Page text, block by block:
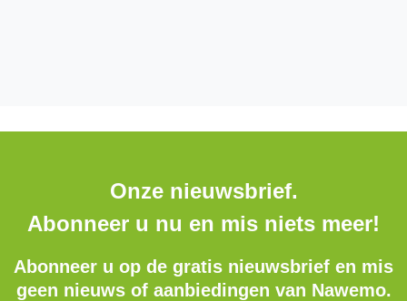
Onze nieuwsbrief.
Abonneer u nu en mis niets meer!
Abonneer u op de gratis nieuwsbrief en mis
geen nieuws of aanbiedingen van Nawemo.